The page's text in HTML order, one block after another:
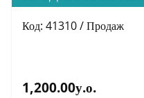
Код: 41310 / Продаж
1,200.00у.о.